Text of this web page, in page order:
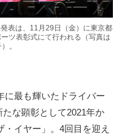
表は、11月29日（金）に東京都
ツ表彰式にて行われる（写真は
。
最も輝いたドライバー
な顕彰として2021年か
イヤー」。4回目を迎え